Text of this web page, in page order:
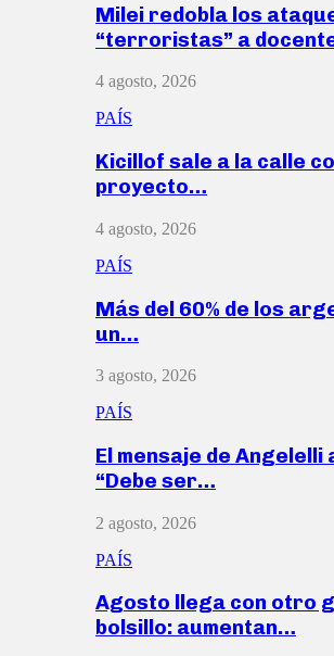
Milei redobla los
“terroristas” a
4 agosto, 2026
PAÍS
Kicillof sale a la calle
proyecto…
4 agosto, 2026
PAÍS
Más del 60% de los
un…
3 agosto, 2026
PAÍS
El mensaje de Angelelli
“Debe ser…
2 agosto, 2026
PAÍS
Agosto llega con otro
bolsillo: aumentan…